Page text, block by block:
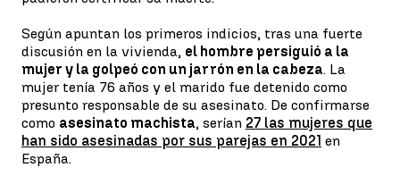
Según apuntan los primeros indicios, tras una fuerte
discusión en la vivienda, el hombre persiguió a la
mujer y la golpeó con un jarrón en la cabeza. La
mujer tenía 76 años y el marido fue detenido como
presunto responsable de su asesinato. De confirmarse
como asesinato machista, serían 27 las mujeres que
han sido asesinadas por sus parejas en 2021 en
España.